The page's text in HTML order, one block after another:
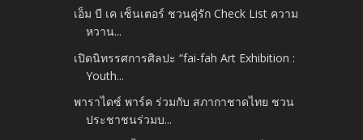
เอ็ม บี เค เซ็นเตอร์ ชวนคู่รัก Check List ความ
หวาน...
เปิดนิทรรศการศิลปะ “fai-fah Art Exhibition :
Youth...
พาราไดซ์ พาร์ค ร่วมกับ สภากาชาดไทย ชวน
ประชาชนร่วมบ...